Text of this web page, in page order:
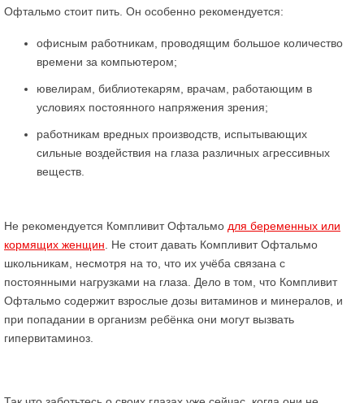
Офтальмо стоит пить. Он особенно рекомендуется:
офисным работникам, проводящим большое количество
времени за компьютером;
ювелирам, библиотекарям, врачам, работающим в
условиях постоянного напряжения зрения;
работникам вредных производств, испытывающих
сильные воздействия на глаза различных агрессивных
веществ.
Не рекомендуется Компливит Офтальмо для беременных или
кормящих женщин . Не стоит давать Компливит Офтальмо
школьникам, несмотря на то, что их учёба связана с
постоянными нагрузками на глаза. Дело в том, что Компливит
Офтальмо содержит взрослые дозы витаминов и минералов, и
при попадании в организм ребёнка они могут вызвать
гипервитаминоз.